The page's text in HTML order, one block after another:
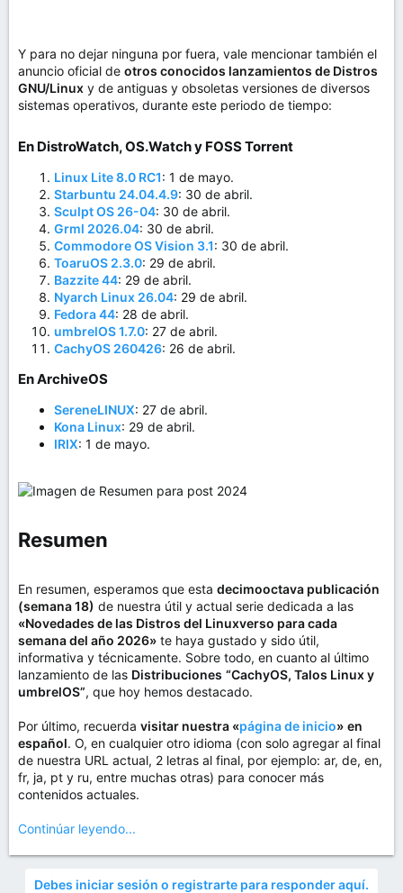
seguridad, el diseño, la informática científica y la robótica.
Sobre Fedora
Y para no dejar ninguna por fuera, vale mencionar también el
anuncio oficial de otros conocidos lanzamientos de Distros
GNU/Linux y de antiguas y obsoletas versiones de diversos
sistemas operativos, durante este periodo de tiempo:
En DistroWatch, OS.Watch y FOSS Torrent​
Linux Lite 8.0 RC1: 1 de mayo.
Starbuntu 24.04.4.9: 30 de abril.
Sculpt OS 26-04: 30 de abril.
Grml 2026.04: 30 de abril.
Commodore OS Vision 3.1: 30 de abril.
ToaruOS 2.3.0: 29 de abril.
Bazzite 44: 29 de abril.
Nyarch Linux 26.04: 29 de abril.
Fedora 44: 28 de abril.
umbrelOS 1.7.0: 27 de abril.
CachyOS 260426: 26 de abril.
En ArchiveOS​
SereneLINUX: 27 de abril.
Kona Linux: 29 de abril.
IRIX: 1 de mayo.
Resumen​
En resumen, esperamos que esta decimooctava publicación
(semana 18) de nuestra útil y actual serie dedicada a las
«Novedades de las Distros del Linuxverso para cada
semana del año 2026» te haya gustado y sido útil,
informativa y técnicamente. Sobre todo, en cuanto al último
lanzamiento de las Distribuciones “CachyOS, Talos Linux y
umbrelOS”, que hoy hemos destacado.
Por último, recuerda visitar nuestra «página de inicio» en
español. O, en cualquier otro idioma (con solo agregar al final
de nuestra URL actual, 2 letras al final, por ejemplo: ar, de, en,
fr, ja, pt y ru, entre muchas otras) para conocer más
contenidos actuales.
Continúar leyendo...
Debes iniciar sesión o registrarte para responder aquí.